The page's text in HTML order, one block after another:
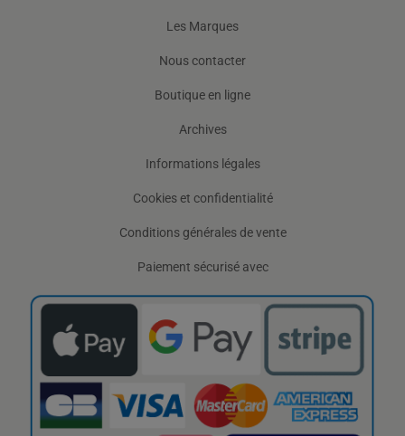
Les Marques
Nous contacter
Boutique en ligne
Archives
Informations légales
Cookies et confidentialité
Conditions générales de vente
Paiement sécurisé avec